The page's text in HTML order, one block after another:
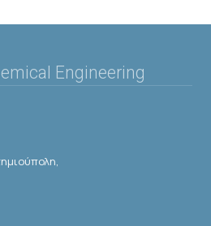
Engineering